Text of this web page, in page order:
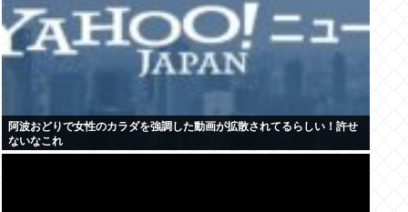
阿波おどりで女性のカラダを強調した動画が拡散されてるらしい！許せ
ないなこれ